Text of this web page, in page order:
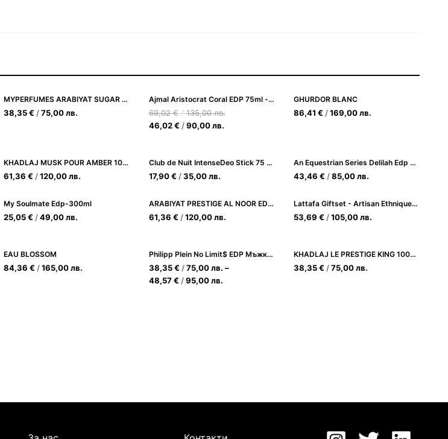
MYPERFUMES ARABIYAT SUGAR BERRY CREAM MACARON EDP 100ML
38,35€ /75,00лв.
Ajmal Aristocrat Coral EDP 75ml - Парфюмна вода за жени
69,02€/135,00лв.
46,02€ /90,00лв.
GHURDOR BLANC
86,41€ /169,00лв.
KHADLAJ MUSK POUR AMBER 100ML
61,36 € /120,00лв.
Club de Nuit IntenseDeo Stick 75 ml
17,90€ /35,00лв.
An Equestrian Series Delilah Edp 100ml
43,46€ /85,00лв.
My Soulmate Edp-300ml
25,05€ /49,00лв.
ARABIYAT PRESTIGE AL NOOR EDP 100ML
61,36 € /120,00лв.
Lattafa Giftset - Artisan Ethnique (Edp 100ml+20ml+Deo 200ml)
53,69€ /105,00лв.
EAU BLOSSOM
84,36 € /165,00лв.
Philipp Plein No Limit$ EDP Мъжки парфюм с пикантно-дървесен аромат
38,35€ /75,00лв. –
48,57€ /95,00лв.
KHADLAJ LE PRESTIGE KING 100ML
38,35€ /75,00лв.